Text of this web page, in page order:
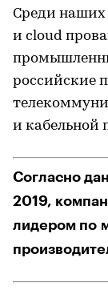
Среди наших
и cloud
российские
и кабельной
Согласно
2019,
лидером по